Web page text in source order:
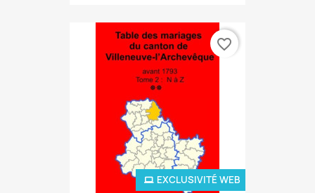
EXCLUSIVITÉ WEB
favorite_border